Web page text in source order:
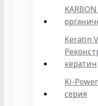
Keratin
кератин
Ki-
серия